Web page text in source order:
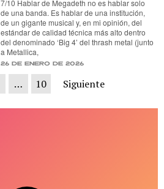
7/10 Hablar de Megadeth no es hablar solo
de una banda. Es hablar de una institución,
de un gigante musical y, en mi opinión, del
estándar de calidad técnica más alto dentro
del denominado ‘Big 4’ del thrash metal (junto
a Metallica,
26 de enero de 2026
… 10 Siguiente